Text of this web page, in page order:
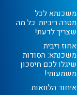
משכנתא לכל
מטרה ריביות: כל מה
שצריך לדעת!
אחוז ריבית
משכנתא: הסודות
שיגלו לכם חיסכון
משמעותי!
איחוד הלוואות